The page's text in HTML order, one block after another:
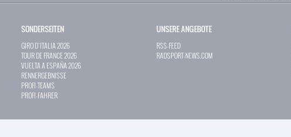
SONDERSEITEN
GIRO D`ITALIA 2026
TOUR DE FRANCE 2026
VUELTA A ESPAÑA 2026
RENNERGEBNISSE
PROFI-TEAMS
PROFI-FAHRER
UNSERE ANGEBOTE
RSS-FEED
RADSPORT-NEWS.COM